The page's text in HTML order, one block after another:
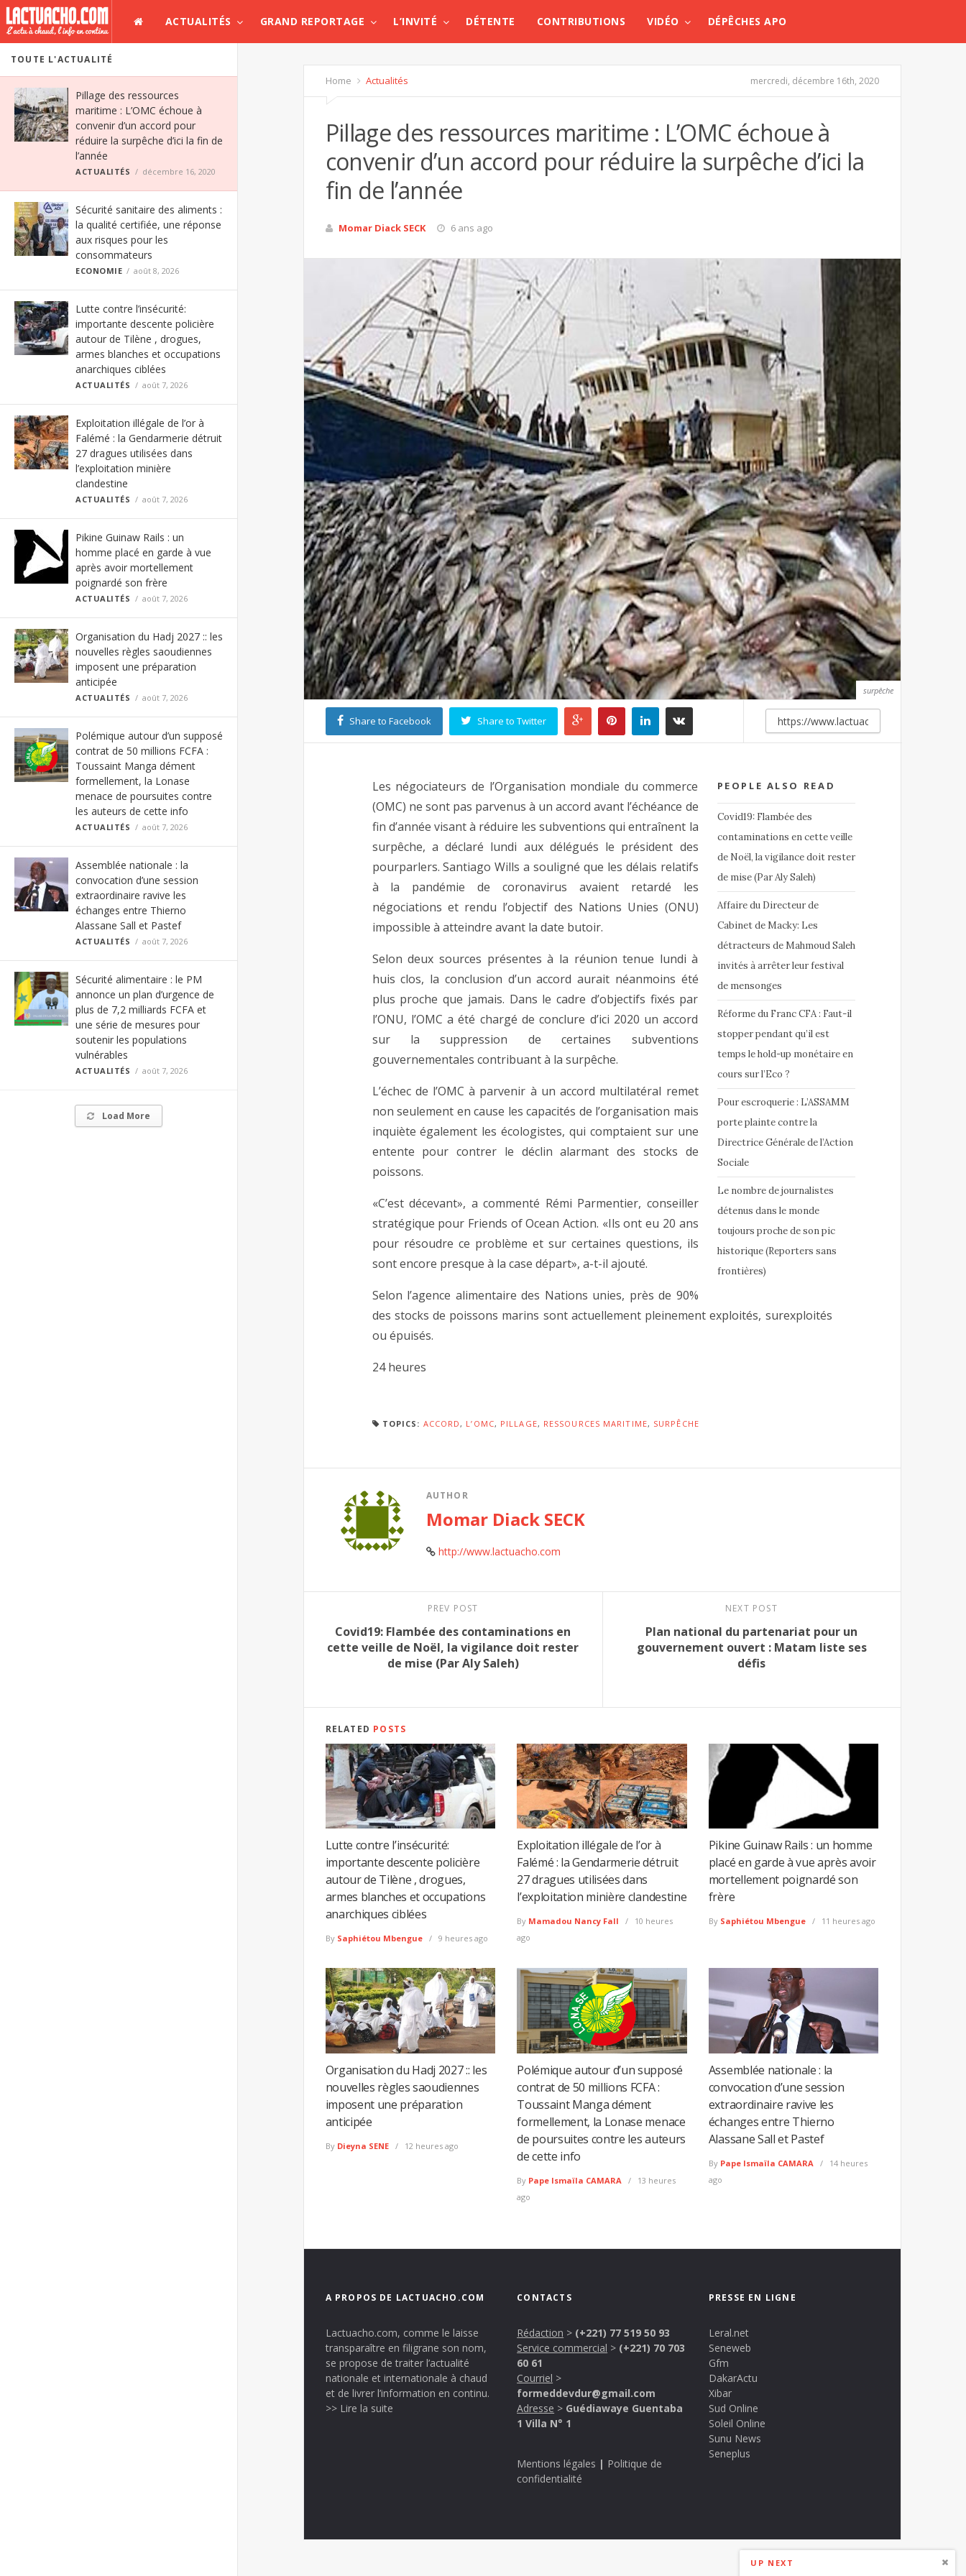
ACTUALITÉS GRAND REPORTAGE L’INVITÉ DÉTENTE CONTRIBUTIONS VIDÉO DÉPÊCHES APO
TOUTE L'ACTUALITÉ
Pillage des ressources
maritime : L’OMC échoue à
convenir d’un accord pour
réduire la surpêche d’ici la fin de
l’année
ACTUALITÉS décembre 16, 2020
Sécurité sanitaire des aliments :
la qualité certifiée, une réponse
aux risques pour les
consommateurs
ECONOMIE août 8, 2026
Lutte contre l’insécurité:
importante descente policière
autour de Tilène , drogues,
armes blanches et occupations
anarchiques ciblées
ACTUALITÉS août 7, 2026
Exploitation illégale de l’or à
Falémé : la Gendarmerie détruit
27 dragues utilisées dans
l’exploitation minière
clandestine
ACTUALITÉS août 7, 2026
Pikine Guinaw Rails : un
homme placé en garde à vue
après avoir mortellement
poignardé son frère
ACTUALITÉS août 7, 2026
Organisation du Hadj 2027 :: les
nouvelles règles saoudiennes
imposent une préparation
anticipée
ACTUALITÉS août 7, 2026
Polémique autour d’un supposé
contrat de 50 millions FCFA :
Toussaint Manga dément
formellement, la Lonase
menace de poursuites contre
les auteurs de cette info
ACTUALITÉS août 7, 2026
Assemblée nationale : la
convocation d’une session
extraordinaire ravive les
échanges entre Thierno
Alassane Sall et Pastef
ACTUALITÉS août 7, 2026
Sécurité alimentaire : le PM
annonce un plan d’urgence de
plus de 7,2 milliards FCFA et
une série de mesures pour
soutenir les populations
vulnérables
ACTUALITÉS août 7, 2026
Load More
Home Actualités mercredi, décembre 16th, 2020
Pillage des ressources maritime : L’OMC échoue à
convenir d’un accord pour réduire la surpêche d’ici la
fin de l’année
Momar Diack SECK 6 ans ago
surpêche
Share to Facebook Share to Twitter
PEOPLE ALSO READ
Covid19: Flambée des
contaminations en cette veille
de Noël, la vigilance doit rester
de mise (Par Aly Saleh)
Affaire du Directeur de
Cabinet de Macky: Les
détracteurs de Mahmoud Saleh
invités à arrêter leur festival
de mensonges
Réforme du Franc CFA : Faut-il
stopper pendant qu’il est
temps le hold-up monétaire en
cours sur l’Eco ?
Pour escroquerie : L’ASSAMM
porte plainte contre la
Directrice Générale de l’Action
Sociale
Le nombre de journalistes
détenus dans le monde
toujours proche de son pic
historique (Reporters sans
frontières)
Les négociateurs de l’Organisation mondiale du commerce
(OMC) ne sont pas parvenus à un accord avant l’échéance de
fin d’année visant à réduire les subventions qui entraînent la
surpêche, a déclaré lundi aux délégués le président des
pourparlers. Santiago Wills a souligné que les délais relatifs
à la pandémie de coronavirus avaient retardé les
négociations et rendu l’objectif des Nations Unies (ONU)
impossible à atteindre avant la date butoir.
Selon deux sources présentes à la réunion tenue lundi à
huis clos, la conclusion d’un accord aurait néanmoins été
plus proche que jamais. Dans le cadre d’objectifs fixés par
l’ONU, l’OMC a été chargé de conclure d’ici 2020 un accord
sur la suppression de certaines subventions
gouvernementales contribuant à la surpêche.
L’échec de l’OMC à parvenir à un accord multilatéral remet
non seulement en cause les capacités de l’organisation mais
inquiète également les écologistes, qui comptaient sur une
entente pour contrer le déclin alarmant des stocks de
poissons.
«C’est décevant», a commenté Rémi Parmentier, conseiller
stratégique pour Friends of Ocean Action. «Ils ont eu 20 ans
pour résoudre ce problème et sur certaines questions, ils
sont encore presque à la case départ», a-t-il ajouté.
Selon l’agence alimentaire des Nations unies, près de 90%
des stocks de poissons marins sont actuellement pleinement exploités, surexploités
ou épuisés.
24 heures
TOPICS: ACCORD , L’OMC, PILLAGE, RESSOURCES MARITIME, SURPÊCHE
AUTHOR
Momar Diack SECK
http://www.lactuacho.com
UP NEXT
PREV POST
Covid19: Flambée des contaminations en
cette veille de Noël, la vigilance doit rester
de mise (Par Aly Saleh)
NEXT POST
Plan national du partenariat pour un
gouvernement ouvert : Matam liste ses
défis
RELATED POSTS
Lutte contre l’insécurité:
importante descente policière
autour de Tilène , drogues,
armes blanches et occupations
anarchiques ciblées
By Saphiétou Mbengue 9 heures ago
Exploitation illégale de l’or à
Falémé : la Gendarmerie détruit
27 dragues utilisées dans
l’exploitation minière clandestine
By Mamadou Nancy Fall
10 heures
ago
Pikine Guinaw Rails : un homme
placé en garde à vue après avoir
mortellement poignardé son
frère
By Saphiétou Mbengue 11 heures ago
Organisation du Hadj 2027 :: les
nouvelles règles saoudiennes
imposent une préparation
anticipée
By Dieyna SENE 12 heures ago
Polémique autour d’un supposé
contrat de 50 millions FCFA :
Toussaint Manga dément
formellement, la Lonase menace
de poursuites contre les auteurs
de cette info
By Pape Ismaïla CAMARA
13 heures
ago
Assemblée nationale : la
convocation d’une session
extraordinaire ravive les
échanges entre Thierno
Alassane Sall et Pastef
By Pape Ismaïla CAMARA
14 heures
ago
A PROPOS DE LACTUACHO.COM
Lactuacho.com, comme le laisse
transparaître en filigrane son nom,
se propose de traiter l’actualité
nationale et internationale à chaud
et de livrer l’information en continu.
>> Lire la suite
CONTACTS
Rédaction > (+221) 77 519 50 93
Service commercial > (+221) 70 703
60 61
Courriel >
formeddevdur@gmail.com
Adresse > Guédiawaye Guentaba
1 Villa N° 1
Mentions légales | Politique de
confidentialité
PRESSE EN LIGNE
Leral.net
Seneweb
Gfm
DakarActu
Xibar
Sud Online
Soleil Online
Sunu News
Seneplus